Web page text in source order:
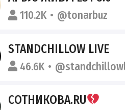
110.2K @tonarbuz
STANDCHILLOW LIVE
46.6K
СОТНИКОВА.RU